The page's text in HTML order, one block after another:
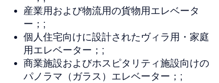
産業用および物流用の貨物用エレベータ
ー；;
個人住宅向けに設計されたヴィラ用・家庭
用エレベーター；;
商業施設およびホスピタリティ施設向けの
パノラマ（ガラス）エレベーター；;